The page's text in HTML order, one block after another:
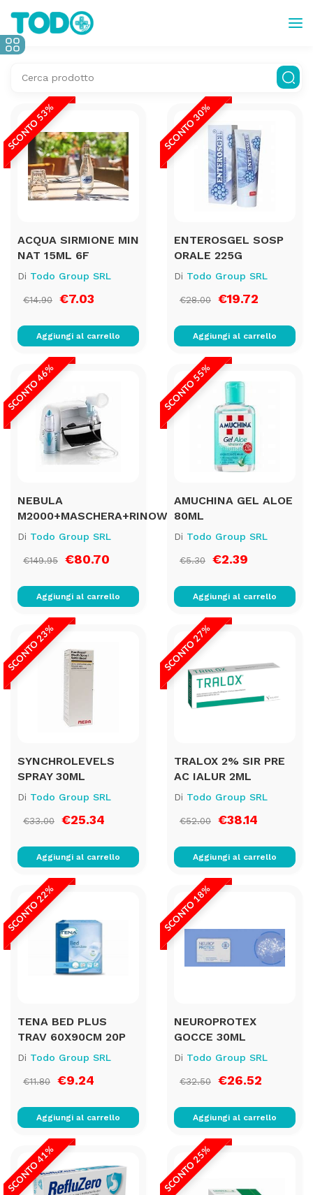
SCONTO 53%
ACQUA SIRMIONE MIN
NAT 15ML 6F
Di Todo Group SRL
€14.90 €7.03
Aggiungi al carrello
SCONTO 30%
ENTEROSGEL SOSP
ORALE 225G
Di Todo Group SRL
€28.00 €19.72
Aggiungi al carrello
SCONTO 46%
NEBULA
M2000+MASCHERA+RINOWASH
Di Todo Group SRL
€149.95 €80.70
Aggiungi al carrello
SCONTO 55%
AMUCHINA GEL ALOE
80ML
Di Todo Group SRL
€5.30 €2.39
Aggiungi al carrello
SCONTO 23%
SYNCHROLEVELS
SPRAY 30ML
Di Todo Group SRL
€33.00 €25.34
Aggiungi al carrello
SCONTO 27%
TRALOX 2% SIR PRE
AC IALUR 2ML
Di Todo Group SRL
€52.00 €38.14
Aggiungi al carrello
SCONTO 22%
TENA BED PLUS
TRAV 60X90CM 20P
Di Todo Group SRL
€11.80 €9.24
Aggiungi al carrello
SCONTO 18%
NEUROPROTEX
GOCCE 30ML
Di Todo Group SRL
€32.50 €26.52
Aggiungi al carrello
SCONTO 41% SCONTO 25%